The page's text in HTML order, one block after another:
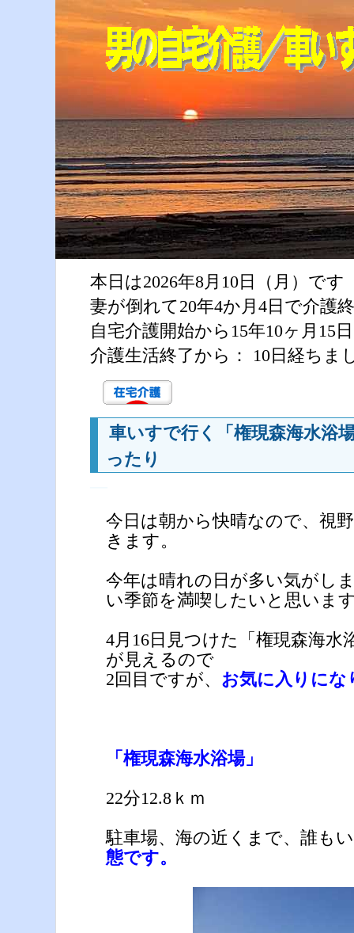
本日は2026年8月10日（月）です
妻が倒れて20年4か月4日で介護
自宅介護開始から15年10ヶ月15
介護生活終了から： 10日経ちま
車いすで行く「権現森海水浴
ったり
今日は朝から快晴なので、視
きます。
今年は晴れの日が多い気がし
い季節を満喫したいと思いま
4月16日見つけた「権現森海水
が見えるので
2回目ですが、 お気に入りにな
「権現森海水浴場」
22分12.8ｋｍ
駐車場、海の近くまで、誰も
態です。